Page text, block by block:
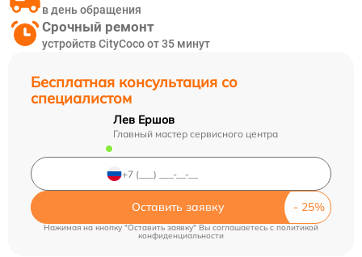
Бесплатная консультация со
специалистом
Лев Ершов
Главный мастер сервисного центра
Оставить заявку
Нажимая на кнопку "Оставить заявку" Вы соглашаетесь cполитикой
конфиденциальности
в день обращения
Срочный ремонт
устройств CityCoco от 35 минут